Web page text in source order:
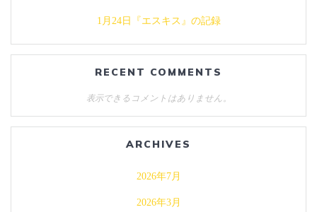
1月24日『エスキス』の記録
RECENT COMMENTS
表示できるコメントはありません。
ARCHIVES
2026年7月
2026年3月